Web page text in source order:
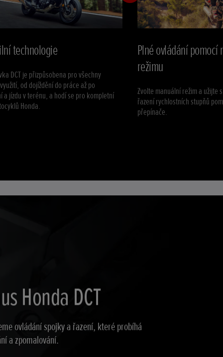
technologie
DCT je přizpůsobena pro všechny
od dojíždění do práce až po
a jízdu v terénu, a hodí se pro kompletní
Honda.
Plné ovládání pomocí
režimu
Zvolte manuální režim a užijte
řazení rychlostních stupňů
přepínače.
Honda DCT
ovládání spojky a řazení, které probíhá
a zpomalování.